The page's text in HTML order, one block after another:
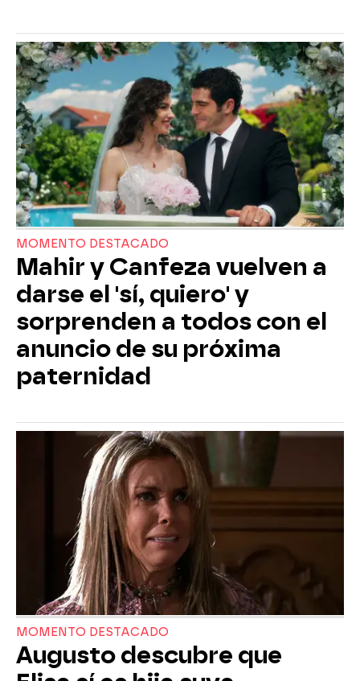
MOMENTO DESTACADO
Mahir y Canfeza vuelven a
darse el 'sí, quiero' y
sorprenden a todos con el
anuncio de su próxima
paternidad
MOMENTO DESTACADO
Augusto descubre que